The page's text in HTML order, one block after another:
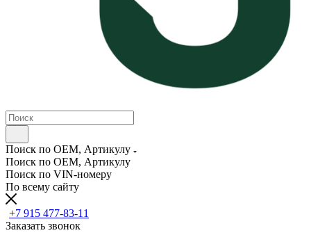
Поиск по OEM, Артикулу
Поиск по OEM, Артикулу
Поиск по VIN-номеру
По всему сайту
+7 915 477-83-11
Заказать звонок